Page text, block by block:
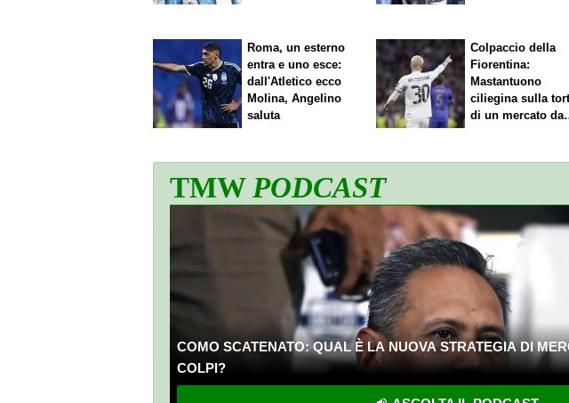
Roma, un esterno
entra e uno esce:
dall'Atletico ecco
Molina, Angelino
saluta
Colpaccio della
Fiorentina:
Mastantuono
ciliegina sulla
di un mercato da
TMWPODCAST
COMO SCATENATO: QUAL È LA NUOVA STRATEGIA DI
COLPI?